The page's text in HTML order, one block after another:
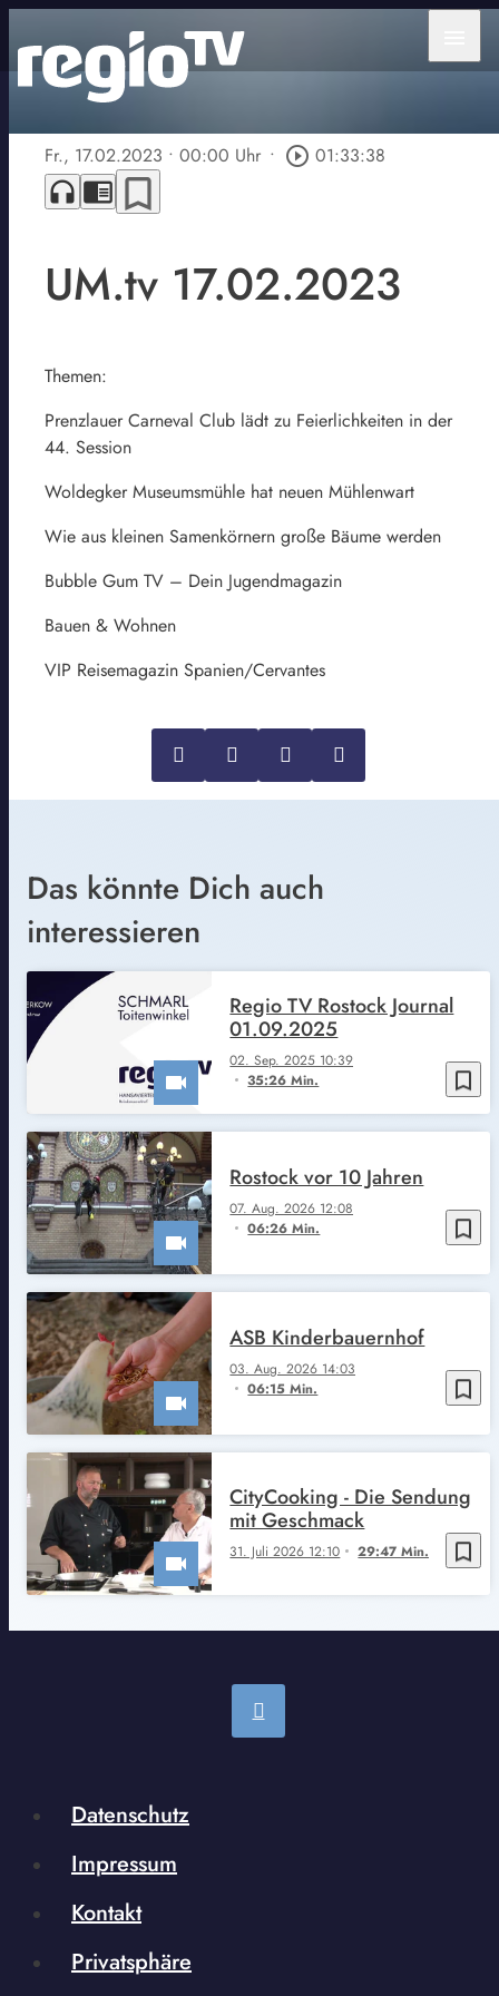
Fr., 17.02.2023 • 00:00 Uhr • play_circle_outline 01:33:38
headphones chrome_reader_mode bookmark_border
UM.tv 17.02.2023
Themen:
Prenzlauer Carneval Club lädt zu Feierlichkeiten in der
44. Session
Woldegker Museumsmühle hat neuen Mühlenwart
Wie aus kleinen Samenkörnern große Bäume werden
Bubble Gum TV – Dein Jugendmagazin
Bauen & Wohnen
VIP Reisemagazin Spanien/Cervantes
Das könnte Dich auch
interessieren
bookmark_border
02. Sep. 2025 10:39
35:26 Min.
Regio TV Rostock Journal
01.09.2025
bookmark_border
07. Aug. 2026 12:08
06:26 Min.
Rostock vor 10 Jahren
bookmark_border
03. Aug. 2026 14:03
06:15 Min.
ASB Kinderbauernhof
bookmark_border
31. Juli 2026 12:10 29:47 Min.
CityCooking - Die Sendung
mit Geschmack
Datenschutz
Impressum
Kontakt
Privatsphäre